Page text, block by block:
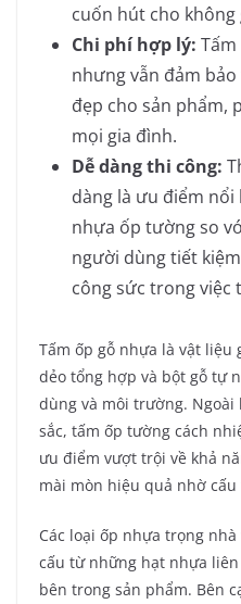
cuốn hút cho không
Chi phí hợp lý:
nhưng vẫn đảm
đẹp cho sản phẩm,
mọi gia đình.
Dễ dàng thi công:
dàng là ưu điểm nổi
nhựa ốp tường so
người dùng tiết
công sức trong việc
Tấm ốp gỗ nhựa là vật liệu
dẻo tổng hợp và bột gỗ tự
dùng và môi trường.
sắc, tấm ốp tường cách
ưu điểm vượt trội về khả
mài mòn hiệu quả nhờ
Các loại ốp nhựa trọng
cấu từ những hạt nhựa liên
bên trong sản phẩm. Bên